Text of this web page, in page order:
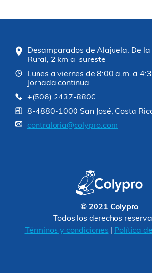
Desamparados de Alajuela. De la
Rural, 2 km al sureste
Lunes a viernes de 8:00 a.m. a
Jornada continua
+(506) 2437-8800
8-4880-1000 San José, Costa
contraloria@colypro.com
© 2021 Colypro
Todos los derechos
Términos y condiciones
Política